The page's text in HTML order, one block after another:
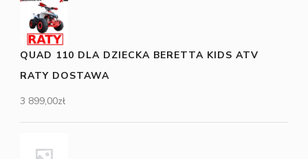
QUAD 110 DLA DZIECKA BERETTA KIDS ATV
RATY DOSTAWA
3 899,00zł